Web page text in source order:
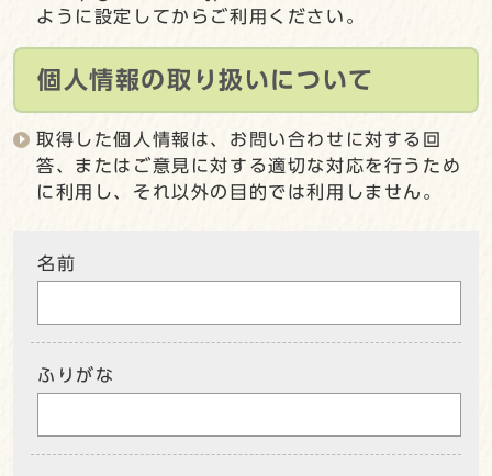
ように設定してからご利用ください。
個人情報の取り扱いについて
取得した個人情報は、お問い合わせに対する回
答、またはご意見に対する適切な対応を行うため
に利用し、それ以外の目的では利用しません。
名前
ふりがな